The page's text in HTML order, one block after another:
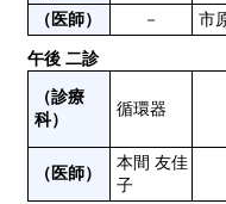
（医師） － 市
午後 二診
（診療
科）
循環器
（医師）
本間 友佳
子